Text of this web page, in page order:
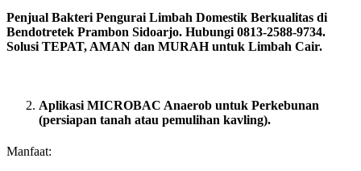
Penjual Bakteri Pengurai Limbah Domestik Berkualitas di
Bendotretek Prambon Sidoarjo. Hubungi 0813-2588-9734.
Solusi TEPAT, AMAN dan MURAH untuk Limbah Cair.
Aplikasi MICROBAC Anaerob untuk Perkebunan
(persiapan tanah atau pemulihan kavling).
Manfaat: